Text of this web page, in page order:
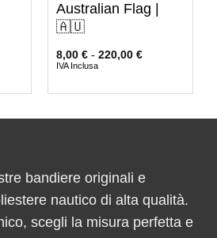
Australian Flag |
🇦🇺
8,00 € - 220,00 €
IVA Inclusa
bandiere originali e
nautico di alta qualità.
scegli la misura perfetta e